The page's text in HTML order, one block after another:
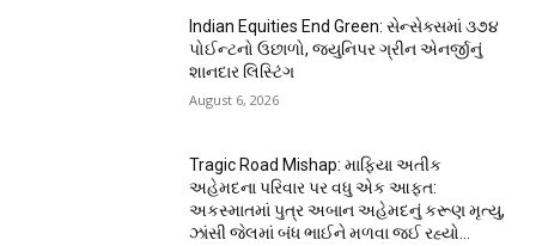
Indian Equities End Green: સેન્સેક્સમાં ૩૭૪
પોઈન્ટનો ઉછાળો, જ્યુનિપર ગ્રીન એનર્જીનું
શાનદાર લિસ્ટિંગ
August 6, 2026
Tragic Road Mishap: માફિયા અતીક
અહેમદના પરિવાર પર વધુ એક આફત:
અકસ્માતમાં પુત્ર અબાન અહેમદનું કરૂણ મૃત્યુ,
ઝાંસી જેલમાં બંધ ભાઈને મળવા જઈ રહ્યો...